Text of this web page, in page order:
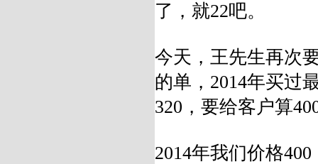
了，就22吧。
今天，王先生再次
的单，2014年买过
320，要给客户算
2014年我们价格